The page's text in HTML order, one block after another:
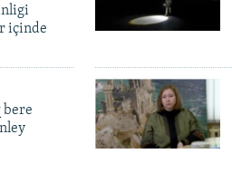
içinde
bere